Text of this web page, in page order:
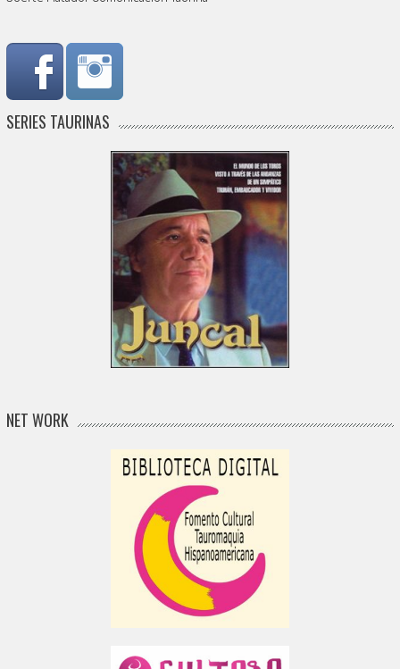
SERIES TAURINAS
NET WORK